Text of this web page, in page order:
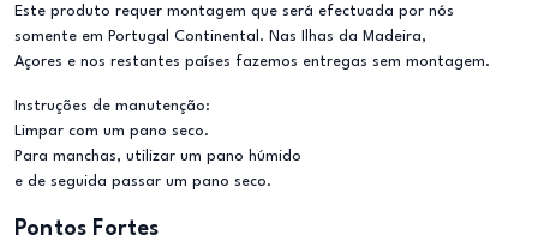
Este produto requer montagem que será efectuada por nós
somente em Portugal Continental. Nas Ilhas da Madeira,
Açores e nos restantes países fazemos entregas sem montagem.
Instruções de manutenção:
Limpar com um pano seco.
Para manchas, utilizar um pano húmido
e de seguida passar um pano seco.
Pontos Fortes